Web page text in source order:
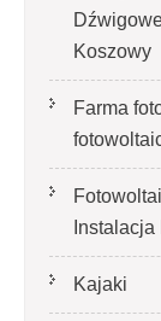
Koszowy
Farma
Kajaki